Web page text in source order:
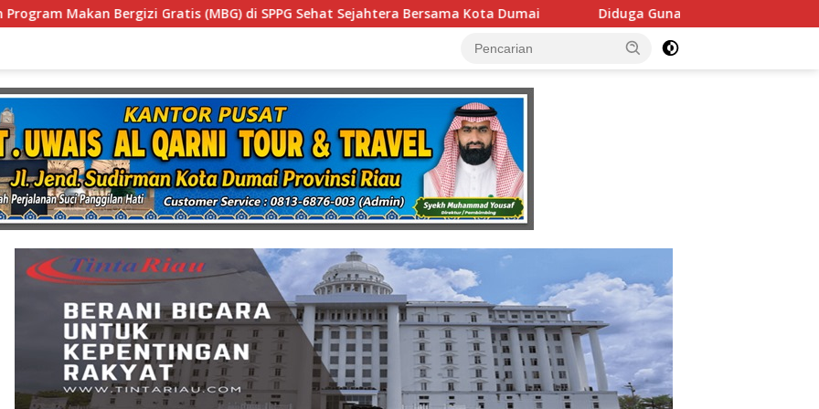
Sehat Sejahtera Bersama Kota Dumai Diduga Gunakan Fasilitas Negara Tanpa Izin DPMPTSP, Usaha Latihan